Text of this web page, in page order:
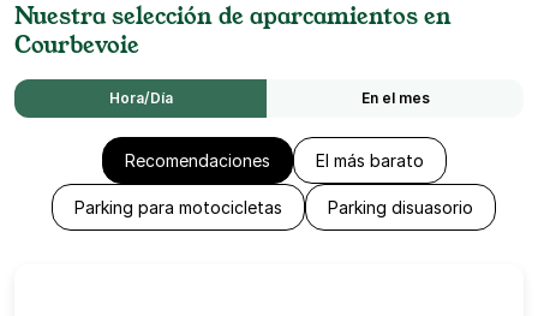
Nuestra selección de aparcamientos en
Courbevoie
En el mes
Hora/Día
Recomendaciones El más barato
Parking para motocicletas Parking disuasorio